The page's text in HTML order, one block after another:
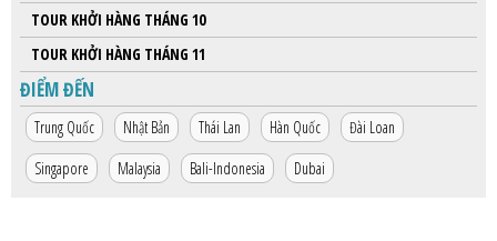
TOUR KHỞI HÀNG THÁNG 10
TOUR KHỞI HÀNG THÁNG 11
ĐIỂM ĐẾN
Trung Quốc Nhật Bản Thái Lan Hàn Quốc
Đài Loan
Singapore
Malaysia Bali-Indonesia Dubai